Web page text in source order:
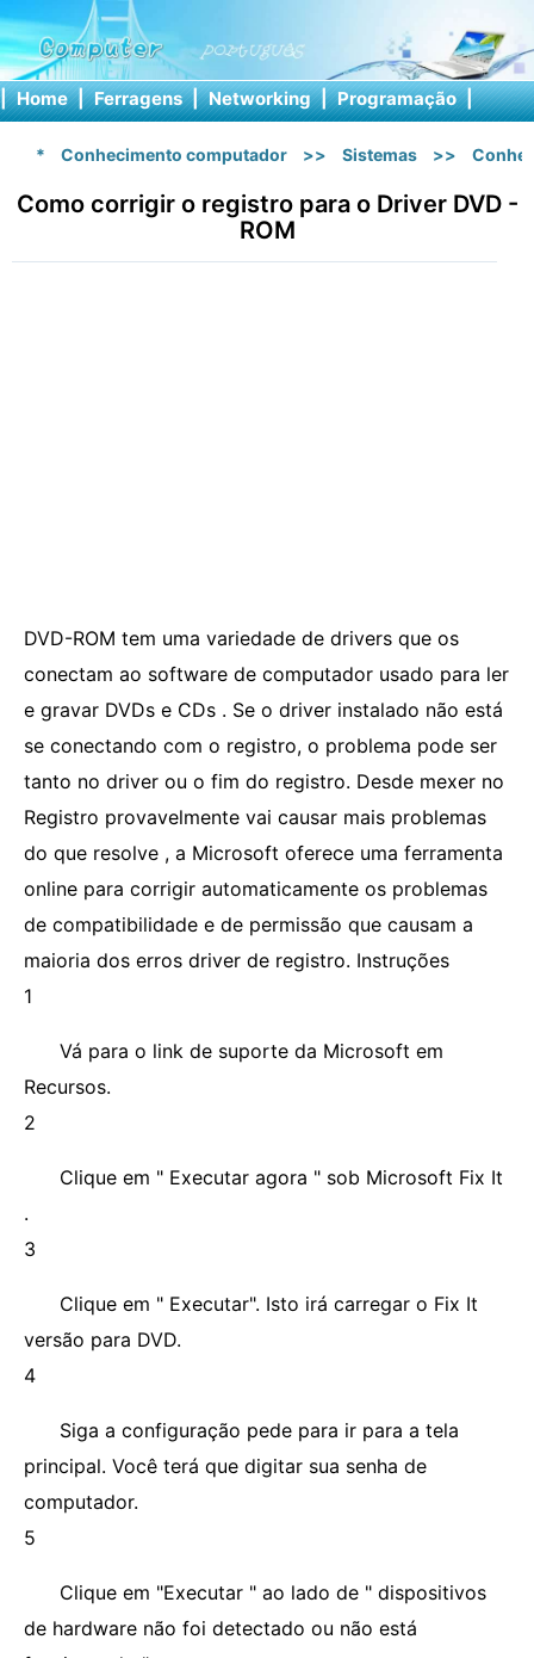
| Home | Ferragens | Networking | Programação |
* Conhecimento computador >> Sistemas >>
Como corrigir o registro para o Driver DVD -
ROM
DVD-ROM tem uma variedade de drivers que os
conectam ao software de computador usado para ler
e gravar DVDs e CDs . Se o driver instalado não está
se conectando com o registro, o problema pode ser
tanto no driver ou o fim do registro. Desde mexer no
Registro provavelmente vai causar mais problemas
do que resolve , a Microsoft oferece uma ferramenta
online para corrigir automaticamente os problemas
de compatibilidade e de permissão que causam a
maioria dos erros driver de registro. Instruções
1
Vá para o link de suporte da Microsoft em
Recursos.
2
Clique em " Executar agora " sob Microsoft Fix It
.
3
Clique em " Executar". Isto irá carregar o Fix It
versão para DVD.
4
Siga a configuração pede para ir para a tela
principal. Você terá que digitar sua senha de
computador.
5
Clique em "Executar " ao lado de " dispositivos
de hardware não foi detectado ou não está